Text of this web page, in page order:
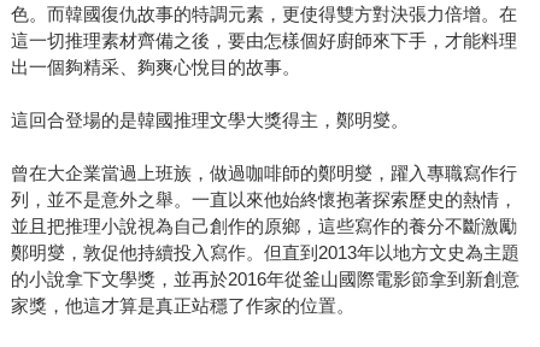
色。而韓國復仇故事的特調元素，更使得雙方對決張力倍增。在
這一切推理素材齊備之後，要由怎樣個好廚師來下手，才能料理
出一個夠精采、夠爽心悅目的故事。
這回合登場的是韓國推理文學大獎得主，鄭明燮。
曾在大企業當過上班族，做過咖啡師的鄭明燮，躍入專職寫作行
列，並不是意外之舉。一直以來他始終懷抱著探索歷史的熱情，
並且把推理小說視為自己創作的原鄉，這些寫作的養分不斷激勵
鄭明燮，敦促他持續投入寫作。但直到2013年以地方文史為主題
的小說拿下文學獎，並再於2016年從釜山國際電影節拿到新創意
家獎，他這才算是真正站穩了作家的位置。